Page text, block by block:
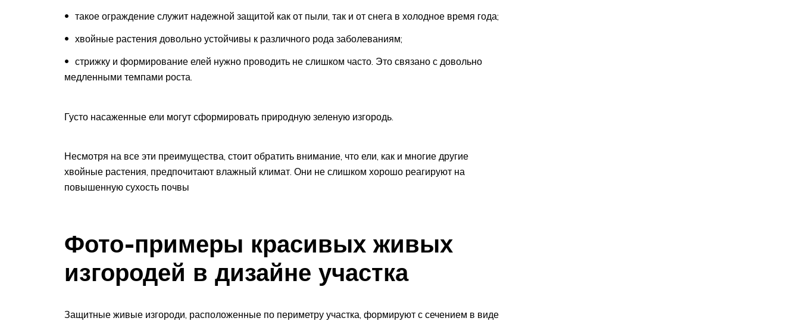
такое ограждение служит надежной защитой как от пыли, так и от снега в холодное время года;
хвойные растения довольно устойчивы к различного рода заболеваниям;
стрижку и формирование елей нужно проводить не слишком часто. Это связано с довольно
медленными темпами роста.
Густо насаженные ели могут сформировать природную зеленую изгородь.
Несмотря на все эти преимущества, стоит обратить внимание, что ели, как и многие другие
хвойные растения, предпочитают влажный климат. Они не слишком хорошо реагируют на
повышенную сухость почвы
Фото-примеры красивых живых
изгородей в дизайне участка
Защитные живые изгороди, расположенные по периметру участка, формируют с сечением в виде